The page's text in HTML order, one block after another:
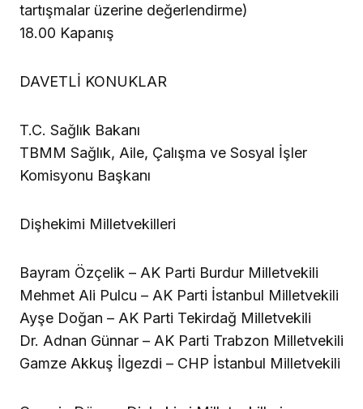
tartışmalar üzerine değerlendirme)
18.00 Kapanış
DAVETLİ KONUKLAR
T.C. Sağlık Bakanı
TBMM Sağlık, Aile, Çalışma ve Sosyal İşler
Komisyonu Başkanı
Dişhekimi Milletvekilleri
Bayram Özçelik – AK Parti Burdur Milletvekili
Mehmet Ali Pulcu – AK Parti İstanbul Milletvekili
Ayşe Doğan – AK Parti Tekirdağ Milletvekili
Dr. Adnan Günnar – AK Parti Trabzon Milletvekili
Gamze Akkuş İlgezdi – CHP İstanbul Milletvekili